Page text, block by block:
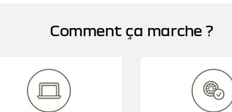
Comment ça marche ?